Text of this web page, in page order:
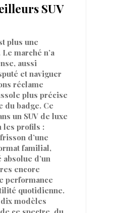
SUV
plus une
marché n’a
aussi
et naviguer
réclame
plus précise
du badge. Ce
un SUV de luxe
les profils :
d’une
familial,
d’un
encore
performance
quotidienne.
modèles